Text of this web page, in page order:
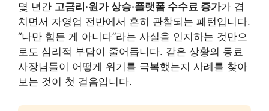
몇 년간 고금리·원가 상승·플랫폼 수수료 증가가 겹
치면서 자영업 전반에서 흔히 관찰되는 패턴입니다.
“나만 힘든 게 아니다”라는 사실을 인지하는 것만으
로도 심리적 부담이 줄어듭니다. 같은 상황의 동료
사장님들이 어떻게 위기를 극복했는지 사례를 찾아
보는 것이 첫 걸음입니다.